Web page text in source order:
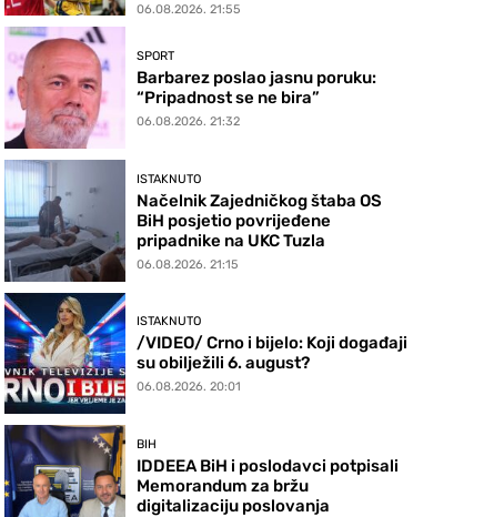
06.08.2026. 21:55
SPORT
Barbarez poslao jasnu poruku:
“Pripadnost se ne bira”
06.08.2026. 21:32
ISTAKNUTO
Načelnik Zajedničkog štaba OS
BiH posjetio povrijeđene
pripadnike na UKC Tuzla
06.08.2026. 21:15
ISTAKNUTO
/VIDEO/ Crno i bijelo: Koji događaji
su obilježili 6. august?
06.08.2026. 20:01
BIH
IDDEEA BiH i poslodavci potpisali
Memorandum za bržu
digitalizaciju poslovanja